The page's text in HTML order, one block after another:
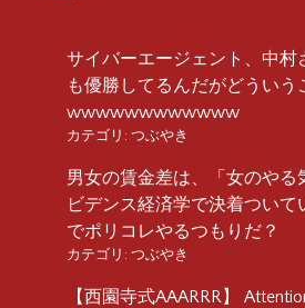
サイバーエージェント、中村
も優勝してるんだがどういう
wwwwwwwwwwww
カテゴリ: つぶやき
男女の賃金差は、「女のやる
ビデンス経済学で決着ついて
でポリコレやるつもりだ？
カテゴリ: つぶやき
【西園寺式AAARRR】